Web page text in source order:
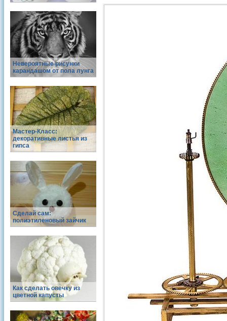
Невероятные рисунки
карандашом от пола лунга
Мастер-Класс:
декоративные листья из
гипса
Сделай сам:
полиэтиленовый зайчик
Как сделать овечку из
цветной капусты